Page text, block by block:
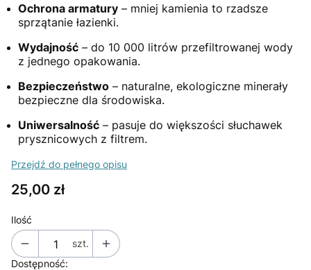
Ochrona armatury – mniej kamienia to rzadsze
sprzątanie łazienki.
Wydajność – do 10 000 litrów przefiltrowanej wody
z jednego opakowania.
Bezpieczeństwo – naturalne, ekologiczne minerały
bezpieczne dla środowiska.
Uniwersalność – pasuje do większości słuchawek
prysznicowych z filtrem.
Przejdź do pełnego opisu
Cena
25,00 zł
Ilość
szt.
Dostępność: